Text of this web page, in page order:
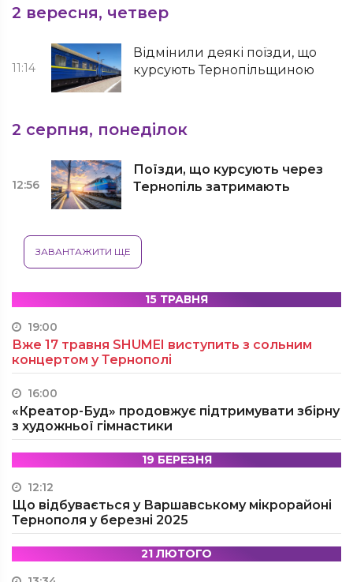
2 вересня, четвер
11:14
Відмінили деякі поїзди, що
курсують Тернопільщиною
2 серпня, понеділок
12:56
Поїзди, що курсують через
Тернопіль затримають
ЗАВАНТАЖИТИ ЩЕ
15 ТРАВНЯ
19:00
Вже 17 травня SHUMEI виступить з сольним
концертом у Тернополі
16:00
«Креатор-Буд» продовжує підтримувати збірну
з художньої гімнастики
19 БЕРЕЗНЯ
12:12
Що відбувається у Варшавському мікрорайоні
Тернополя у березні 2025
21 ЛЮТОГО